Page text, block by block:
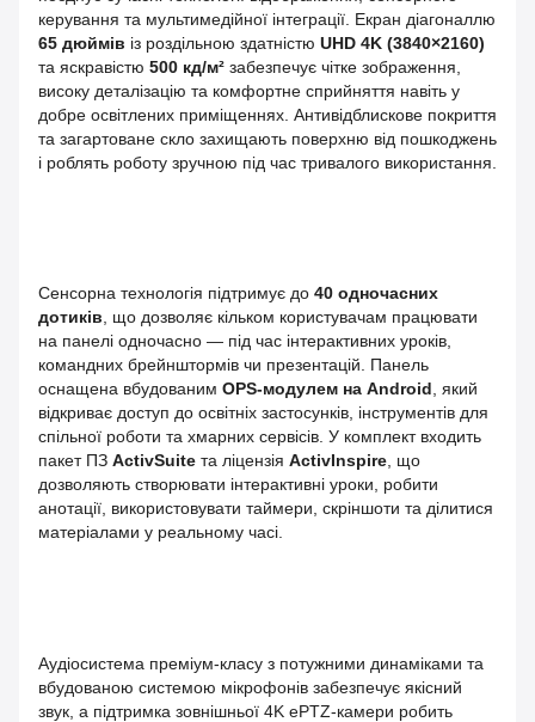
керування та мультимедійної інтеграції. Екран діагоналлю
65 дюймів із роздільною здатністю UHD 4K (3840×2160)
та яскравістю 500 кд/м² забезпечує чітке зображення,
високу деталізацію та комфортне сприйняття навіть у
добре освітлених приміщеннях. Антивідблискове покриття
та загартоване скло захищають поверхню від пошкоджень
і роблять роботу зручною під час тривалого використання.
Сенсорна технологія підтримує до 40 одночасних
дотиків, що дозволяє кільком користувачам працювати
на панелі одночасно — під час інтерактивних уроків,
командних брейнштормів чи презентацій. Панель
оснащена вбудованим OPS‑модулем на Android, який
відкриває доступ до освітніх застосунків, інструментів для
спільної роботи та хмарних сервісів. У комплект входить
пакет ПЗ ActivSuite та ліцензія ActivInspire, що
дозволяють створювати інтерактивні уроки, робити
анотації, використовувати таймери, скріншоти та ділитися
матеріалами у реальному часі.
Аудіосистема преміум‑класу з потужними динаміками та
вбудованою системою мікрофонів забезпечує якісний
звук, а підтримка зовнішньої 4K ePTZ‑камери робить